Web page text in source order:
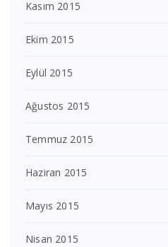
Kasım 2015
Ekim 2015
Eylül 2015
Ağustos 2015
Temmuz 2015
Haziran 2015
Mayıs 2015
Nisan 2015